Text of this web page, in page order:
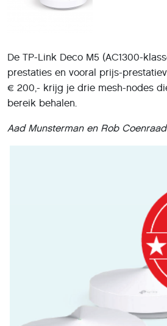
De TP-Link Deco M5 (AC1300-
prestaties en vooral prijs-
€ 200,- krijg je drie mesh-nodes
bereik behalen.
Aad Munsterman en Rob